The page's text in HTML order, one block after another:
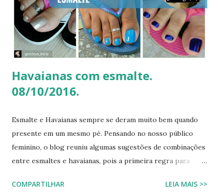
armadura de brilho que Paolla ostentou. O conjunto,
composto por um top e uma minissaia, não era apenas
"bordado", mas sim uma escultura de pedrarias
multicoloridas . ...
Havaianas com esmalte.
08/10/2016.
Esmalte e Havaianas sempre se deram muito bem quando
presente em um mesmo pé. Pensando no nosso público
feminino, o blog reuniu algumas sugestões de combinações
entre esmaltes e havaianas, pois a primeira regra para
BUSCA PERSONALIZADA NOS ACERVOS DO BLOG
COMPARTILHAR LEIA MAIS >>